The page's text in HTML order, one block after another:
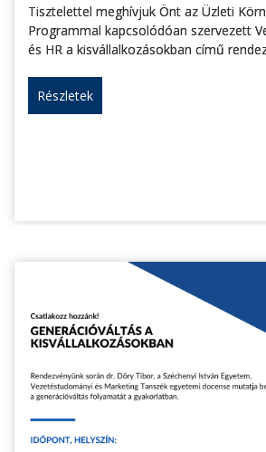
Tisztelettel meghívjuk Önt az Üzleti
Programmal kapcsolódóan szervezett
és HR a kisvállalkozásokban című
Részletek